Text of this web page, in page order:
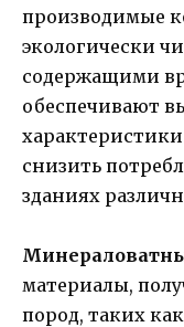
производимые
экологически
содержащими
обеспечивают
снизить
зданиях
материалы,
пород, таких